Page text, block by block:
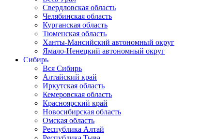
Свердловская область
Челябинская область
Курганская область
Тюменская область
Ханты-Мансийский автономный округ
Ямало-Ненецкий автономный округ
Сибирь
Вся Сибирь
Алтайский край
Иркутская область
Кемеровская область
Красноярский край
Новосибирская область
Омская область
Республика Алтай